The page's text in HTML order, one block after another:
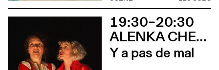
19:30–20:30
ALENKA CHENUZ & AMÉLIE VIDON
Y a pas de mal